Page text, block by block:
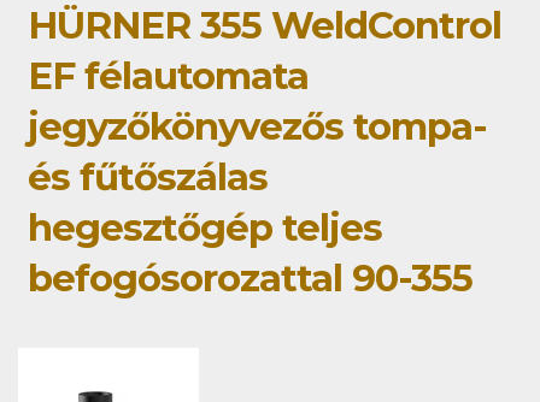
HÜRNER 355 WeldControl
EF félautomata
jegyzőkönyvezős tompa-
és fűtőszálas
hegesztőgép teljes
befogósorozattal 90-355